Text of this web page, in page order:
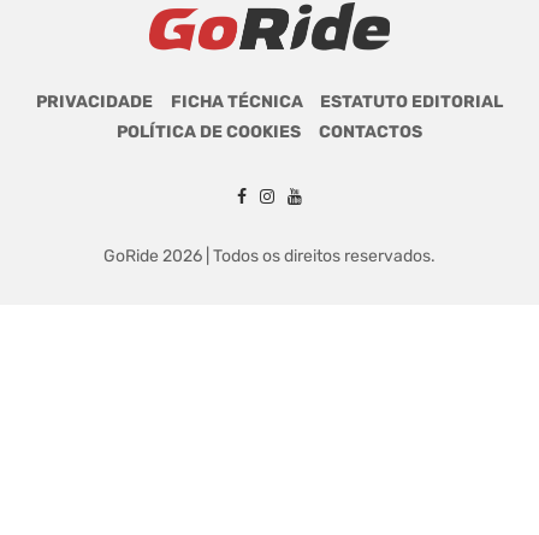
PRIVACIDADE FICHA TÉCNICA
ESTATUTO EDITORIAL
POLÍTICA DE COOKIES
CONTACTOS
GoRide 2026 | Todos os direitos reservados.